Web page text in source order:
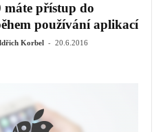
máte přístup do
používání aplikací
Korbel - 20.6.2016